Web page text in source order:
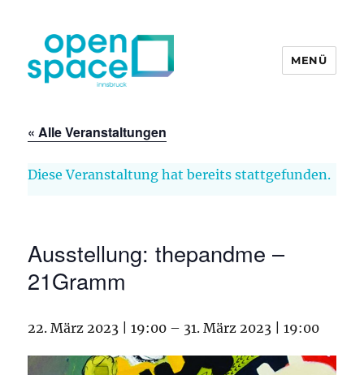
MENÜ
« Alle Veranstaltungen
Diese Veranstaltung hat bereits stattgefunden.
Ausstellung: thepandme –
21Gramm
22. März 2023 | 19:00 – 31. März 2023 | 19:00